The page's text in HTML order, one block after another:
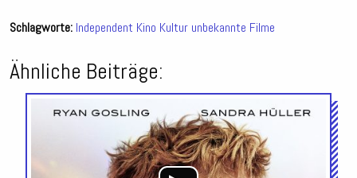
Schlagworte: Independent Kino Kultur unbekannte Filme
Ähnliche Beiträge:
Audio-
Player